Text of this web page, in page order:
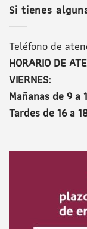
Si tienes
Teléfono de
HORARIO DE
VIERNES:
Mañanas de 9 a
Tardes de 16 a